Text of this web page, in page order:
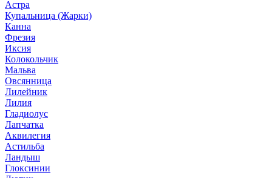
Астра
Купальница (Жарки)
Канна
Фрезия
Иксия
Колокольчик
Мальва
Овсянница
Лилейник
Лилия
Гладиолус
Лапчатка
Аквилегия
Астильба
Ландыш
Глоксинии